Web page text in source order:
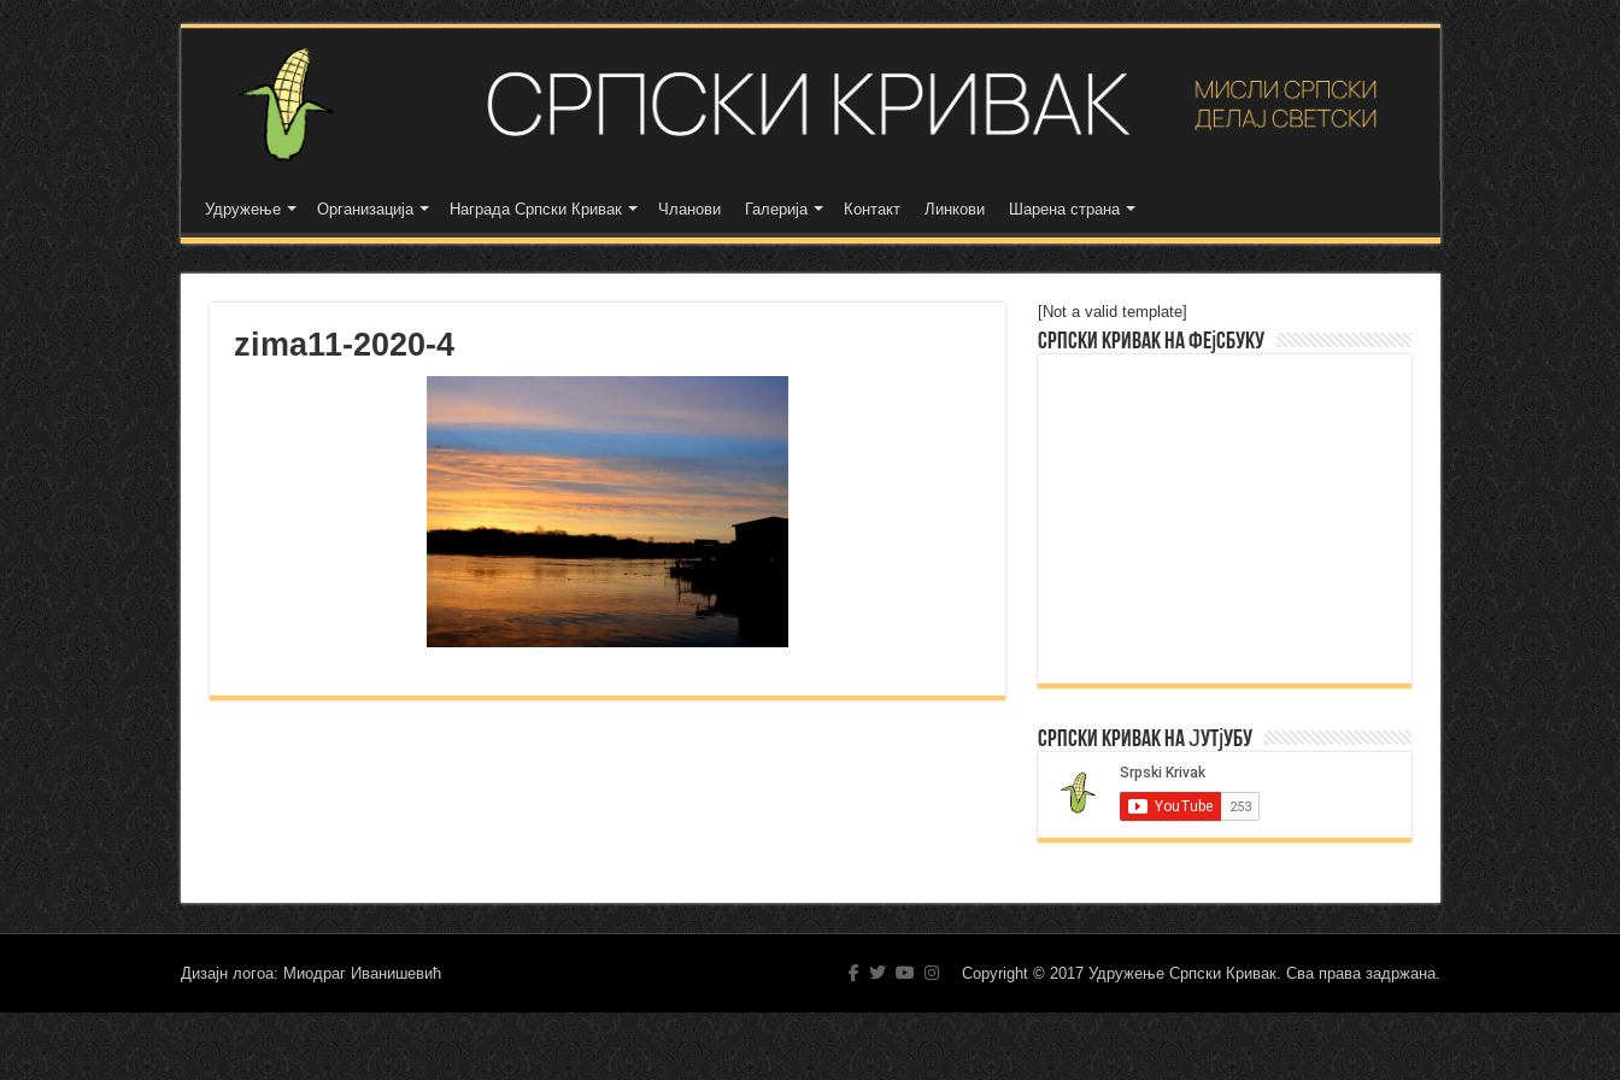
Удружење Организација Награда Српски Кривак Чланови Галерија Контакт Линкови Шарена страна
zima11-2020-4
[Not a valid template]
Српски Кривак на Фејсбуку
Српски Кривак на Јутјубу
Copyright © 2017 Удружење Српски Кривак. Сва права задржана.
Дизајн логоа: Миодраг Иванишевић